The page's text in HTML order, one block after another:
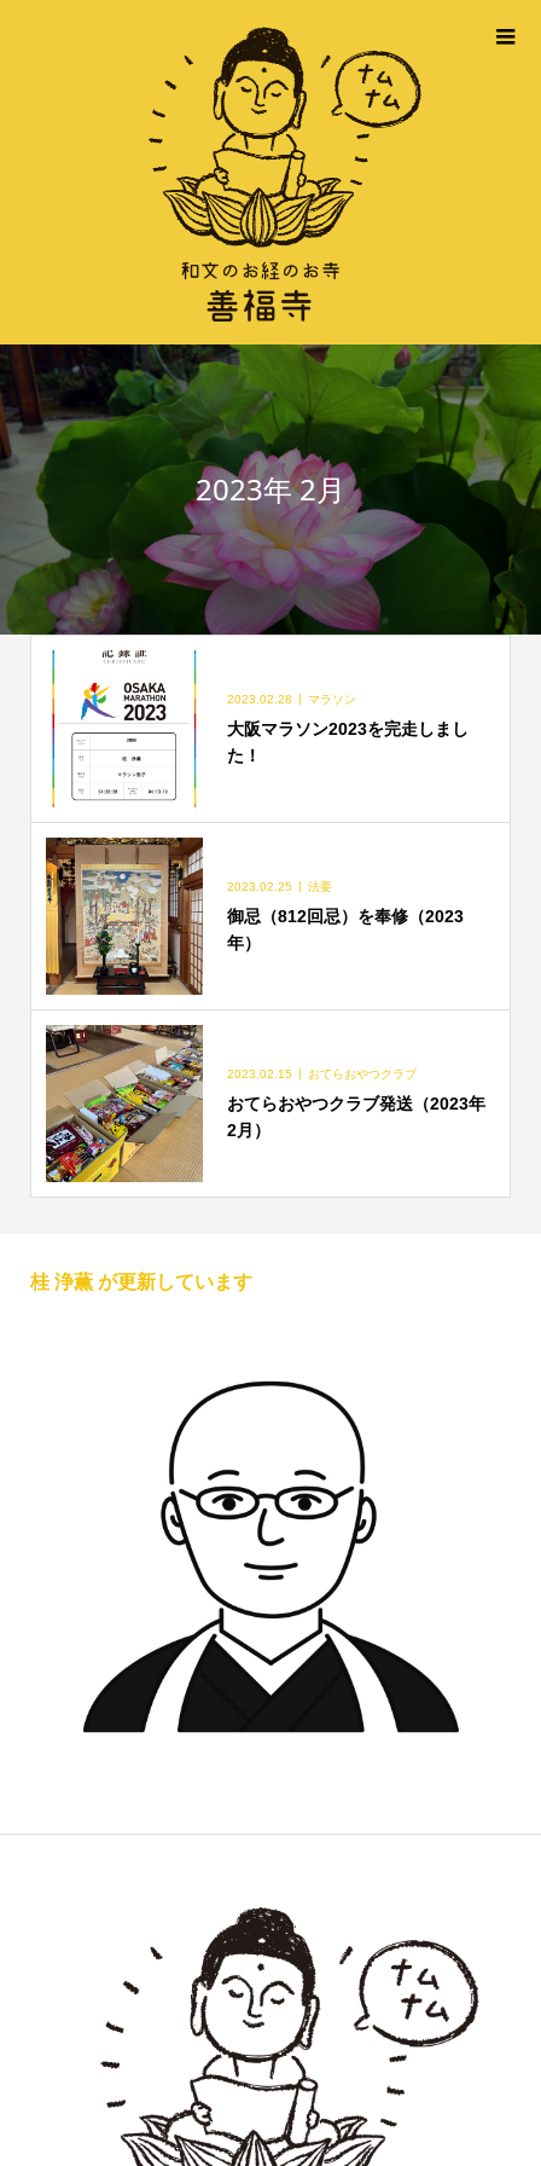
2023年 2月
2023.02.28 マラソン
大阪マラソン2023を完走しまし
た！
2023.02.25 法要
御忌（812回忌）を奉修（2023
年）
2023.02.15 おてらおやつクラブ
おてらおやつクラブ発送（2023年
2月）
桂 浄薫 が更新しています